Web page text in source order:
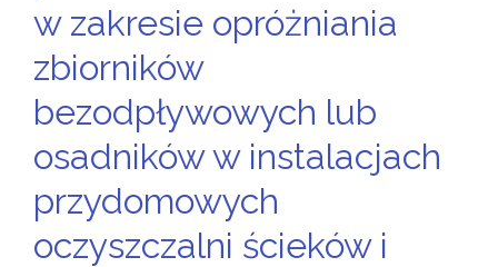
w zakresie opróżniania
zbiorników
bezodpływowych lub
osadników w instalacjach
przydomowych
oczyszczalni ścieków i